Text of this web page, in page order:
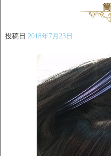
投稿日 2018年7月23日